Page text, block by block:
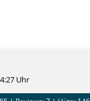
Uhr